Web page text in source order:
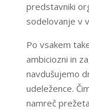
predstavniki
sodelovanje v
Po vsakem
ambiciozni in
navdušujemo
udeležence.
namreč